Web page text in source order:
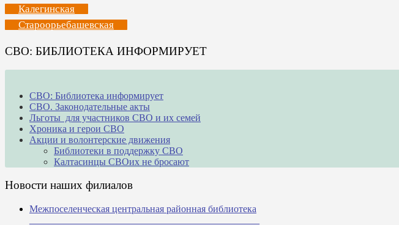
Калегинская
Староорьебашевская
СВО: БИБЛИОТЕКА ИНФОРМИРУЕТ
СВО: Библиотека информирует
СВО. Законодательные акты
Льготы для участников СВО и их семей
Хроника и герои СВО
Акции и волонтерские движения
Библиотеки в поддержку СВО
Калтасинцы СВОих не бросают
Новости наших филиалов
Межпоселенческая центральная районная библиотека